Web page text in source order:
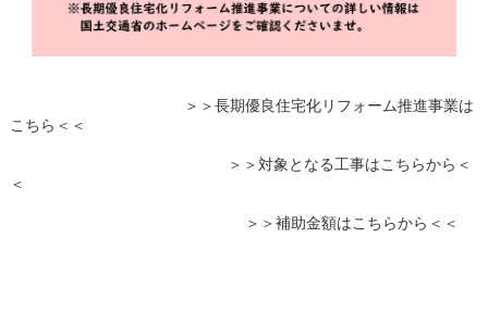
＞＞長期優良住宅化リフォーム推進事業は
こちら＜＜
＞＞対象となる工事はこちらから＜
＜
＞＞補助金額はこちらから＜＜